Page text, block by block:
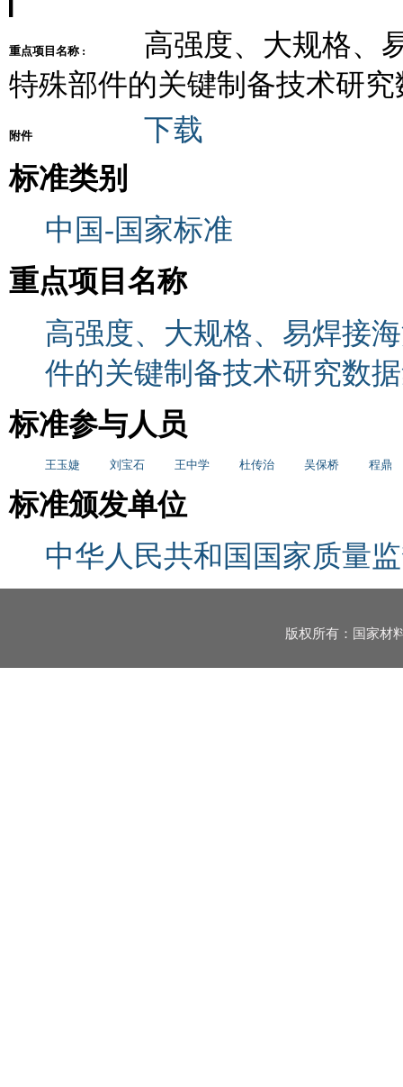
重点项目名称 :
高强度、大规格、
特殊部件的关键制备技术研究
附件
下载
标准类别
中国-国家标准
重点项目名称
高强度、大规格、易焊接
件的关键制备技术研究数
标准参与人员
王玉婕 刘宝石 王中学 杜传治 吴保桥 程鼎
标准颁发单位
中华人民共和国国家质量
版权所有：国家材